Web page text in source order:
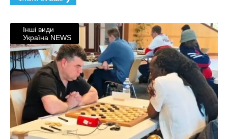
Інші види
Україна NEWS